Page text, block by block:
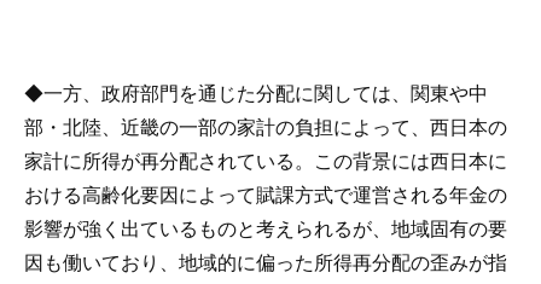
◆一方、政府部門を通じた分配に関しては、関東や中
部・北陸、近畿の一部の家計の負担によって、西日本の
家計に所得が再分配されている。この背景には西日本に
おける高齢化要因によって賦課方式で運営される年金の
影響が強く出ているものと考えられるが、地域固有の要
因も働いており、地域的に偏った所得再分配の歪みが指